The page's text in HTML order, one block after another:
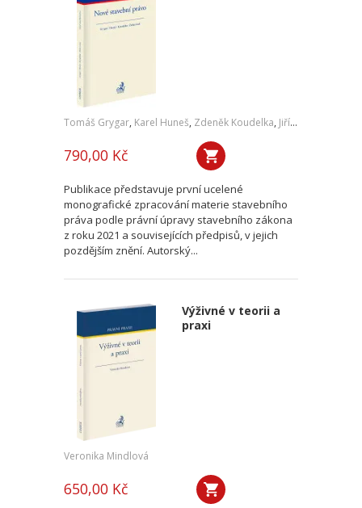
Tomáš Grygar, Karel Huneš, Zdeněk Koudelka, Jiří Zicha
790,00 Kč
Publikace představuje první ucelené
monografické zpracování materie stavebního
práva podle právní úpravy stavebního zákona
z roku 2021 a souvisejících předpisů, v jejich
pozdějším znění. Autorský...
Výživné v teorii a
praxi
Veronika Mindlová
650,00 Kč